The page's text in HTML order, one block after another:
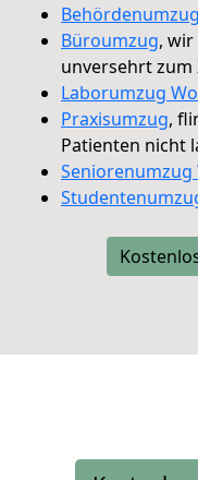
Büroumzug,
unversehrt zum
Laborumzug
Praxisumzug,
Patienten nicht
Seniorenumzug